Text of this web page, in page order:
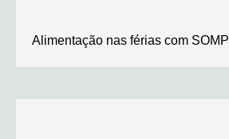
Alimentação nas férias com SOMP